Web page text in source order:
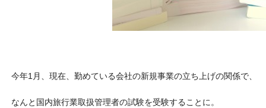
今年1月、現在、勤めている会社の新規事業の立ち上げの関係で、
なんと国内旅行業取扱管理者の試験を受験することに。